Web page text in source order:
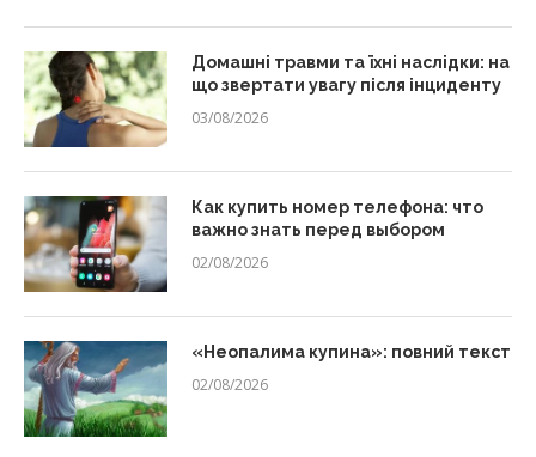
Домашні травми та їхні наслідки: на
що звертати увагу після інциденту
03/08/2026
Как купить номер телефона: что
важно знать перед выбором
02/08/2026
«Неопалима купина»: повний текст
02/08/2026